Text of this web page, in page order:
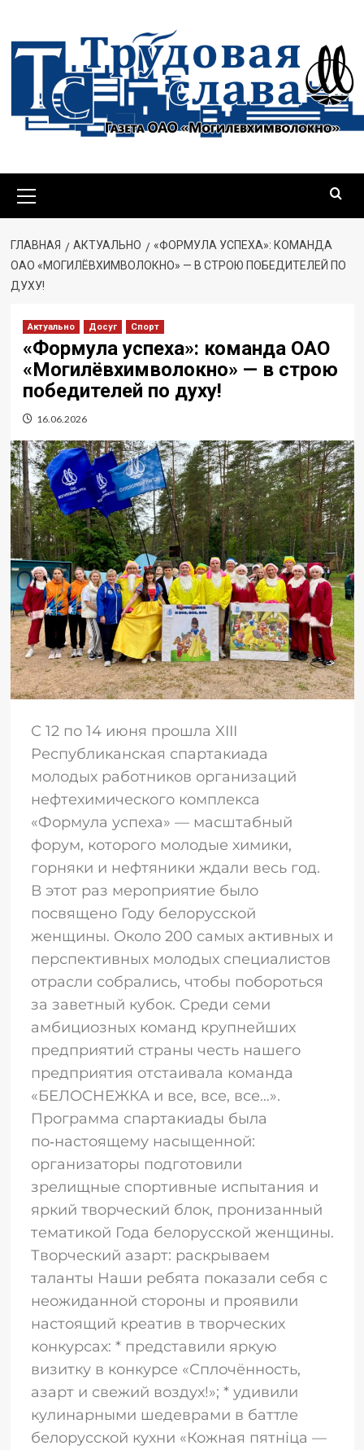
ГЛАВНАЯ АКТУАЛЬНО
«ФОРМУЛА УСПЕХА»: КОМАНДА
ОАО «МОГИЛЁВХИМВОЛОКНО» — В СТРОЮ ПОБЕДИТЕЛЕЙ ПО
ДУХУ!
Актуально Досуг Спорт
«Формула успеха»: команда ОАО
«Могилёвхимволокно» — в строю
победителей по духу!
16.06.2026
С 12 по 14 июня прошла XIII
Республиканская спартакиада
молодых работников организаций
нефтехимического комплекса
«Формула успеха» — масштабный
форум, которого молодые химики,
горняки и нефтяники ждали весь год.
В этот раз мероприятие было
посвящено Году белорусской
женщины. Около 200 самых активных и
перспективных молодых специалистов
отрасли собрались, чтобы побороться
за заветный кубок. Среди семи
амбициозных команд крупнейших
предприятий страны честь нашего
предприятия отстаивала команда
«БЕЛОСНЕЖКА и все, все, все…».
Программа спартакиады была
по‑настоящему насыщенной:
организаторы подготовили
зрелищные спортивные испытания и
яркий творческий блок, пронизанный
тематикой Года белорусской женщины.
Творческий азарт: раскрываем
таланты Наши ребята показали себя с
неожиданной стороны и проявили
настоящий креатив в творческих
конкурсах: * представили яркую
визитку в конкурсе «Сплочённость,
азарт и свежий воздух!»; * удивили
кулинарными шедеврами в баттле
белорусской кухни «Кожная пятніца —